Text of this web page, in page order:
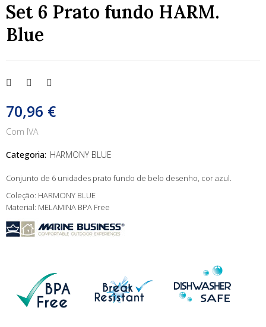
Set 6 Prato fundo HARM.
Blue
70,96 €
Com IVA
Categoria: HARMONY BLUE
Conjunto de 6 unidades prato fundo de belo desenho, cor azul.
Coleção: HARMONY BLUE
Material: MELAMINA BPA Free